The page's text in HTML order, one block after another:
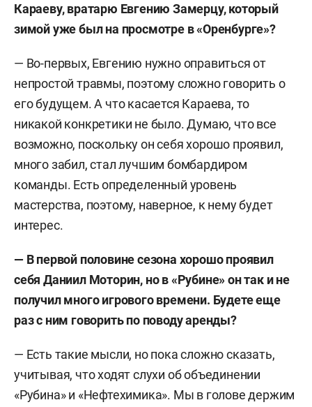
Караеву, вратарю Евгению Замерцу, который
зимой уже был на просмотре в «Оренбурге»?
— Во-первых, Евгению нужно оправиться от
непростой травмы, поэтому сложно говорить о
его будущем. А что касается Караева, то
никакой конкретики не было. Думаю, что все
возможно, поскольку он себя хорошо проявил,
много забил, стал лучшим бомбардиром
команды. Есть определенный уровень
мастерства, поэтому, наверное, к нему будет
интерес.
— В первой половине сезона хорошо проявил
себя Даниил Моторин, но в «Рубине» он так и не
получил много игрового времени. Будете еще
раз с ним говорить по поводу аренды?
— Есть такие мысли, но пока сложно сказать,
учитывая, что ходят слухи об объединении
«Рубина» и «Нефтехимика». Мы в голове держим